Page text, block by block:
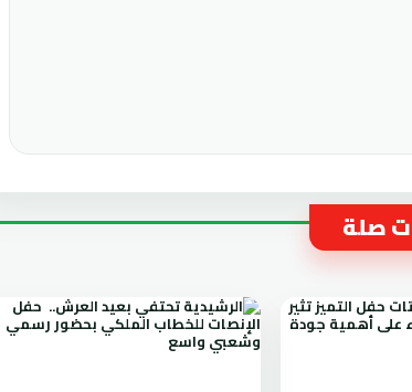
صلة